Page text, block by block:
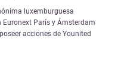
luxemburguesa
París y Ámsterdam
acciones de Younited